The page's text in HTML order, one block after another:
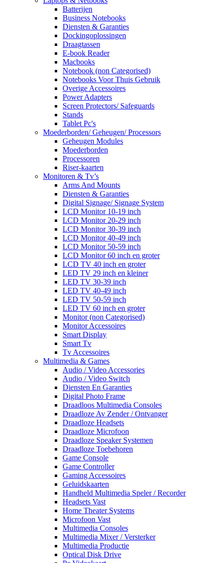
Batterijen
Business Notebooks
Diensten & Garanties
Dockingoplossingen
Draagtassen
E-book Reader
Macbooks
Notebook (non Categorised)
Notebooks Voor Thuis Gebruik
Overige Accessoires
Power Adapters
Screen Protectors/ Safeguards
Stands
Tablet Pc's
Moederborden/ Geheugen/ Processors
Geheugen Modules
Moederborden
Processoren
Riser-kaarten
Monitoren & Tv’s
Arms And Mounts
Diensten & Garanties
Digital Signage/ Signage System
LCD Monitor 10-19 inch
LCD Monitor 20-29 inch
LCD Monitor 30-39 inch
LCD Monitor 40-49 inch
LCD Monitor 50-59 inch
LCD Monitor 60 inch en groter
LCD TV 40 inch en groter
LED TV 29 inch en kleiner
LED TV 30-39 inch
LED TV 40-49 inch
LED TV 50-59 inch
LED TV 60 inch en groter
Monitor (non Categorised)
Monitor Accessoires
Smart Display
Smart Tv
Tv Accessoires
Multimedia & Games
Audio / Video Accessories
Audio / Video Switch
Diensten En Garanties
Digital Photo Frame
Draadloos Multimedia Consoles
Draadloze Av Zender / Ontvanger
Draadloze Headsets
Draadloze Microfoon
Draadloze Speaker Systemen
Draadloze Toebehoren
Game Console
Game Controller
Gaming Accessoires
Geluidskaarten
Handheld Multimedia Speler / Recorder
Headsets Vast
Home Theater Systems
Microfoon Vast
Multimedia Consoles
Multimedia Mixer / Versterker
Multimedia Productie
Optical Disk Drive